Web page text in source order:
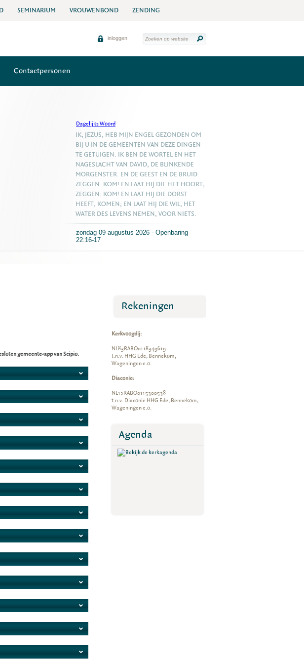
SEMINARIUM VROUWENBOND ZENDING
inloggen
Contactpersonen
Dagelijks Woord
zondag 09 augustus 2026 - Openbaring
22:16-17
IK, JEZUS, HEB MIJN ENGEL GEZONDEN OM
BIJ U IN DE GEMEENTEN VAN DEZE DINGEN
TE GETUIGEN. IK BEN DE WORTEL EN HET
NAGESLACHT VAN DAVID, DE BLINKENDE
MORGENSTER. EN DE GEEST EN DE BRUID
ZEGGEN: KOM! EN LAAT HIJ DIE HET HOORT,
ZEGGEN: KOM! EN LAAT HIJ DIE DORST
HEEFT, KOMEN; EN LAAT HIJ DIE WIL, HET
WATER DES LEVENS NEMEN, VOOR NIETS.
gemeente-app van Scipio.
Rekeningen
Kerkvoogdij:
NL83RABO0118349619
t.n.v. HHG Ede, Bennekom,
Wageningen e.o.
Diaconie:
NL12RABO0115300538
t.n.v. Diaconie HHG Ede, Bennekom,
Wageningen e.o.
Agenda